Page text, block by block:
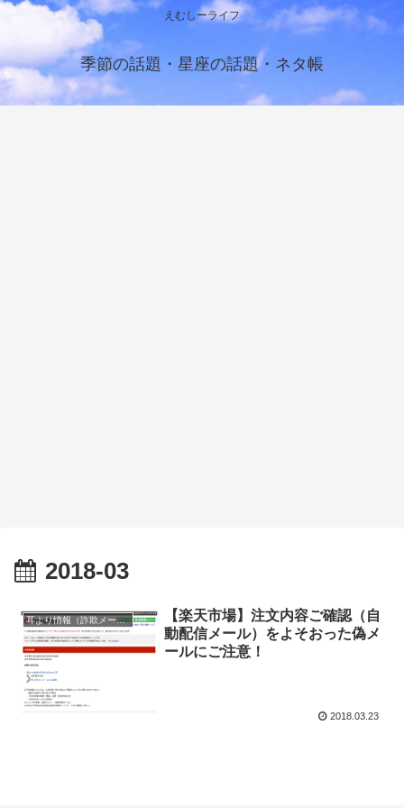
えむしーライフ
季節の話題・星座の話題・ネタ帳
2018-03
耳より情報（詐欺メール注意報）
【楽天市場】注文内容ご確認（自
動配信メール）をよそおった偽メ
ールにご注意！
2018.03.23